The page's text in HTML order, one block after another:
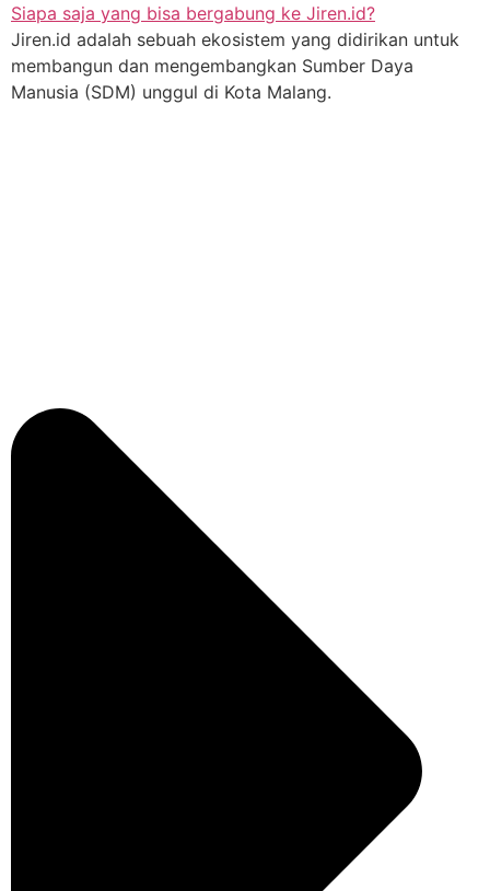
Siapa saja yang bisa bergabung ke Jiren.id?
Jiren.id adalah sebuah ekosistem yang didirikan untuk
membangun dan mengembangkan Sumber Daya
Manusia (SDM) unggul di Kota Malang.